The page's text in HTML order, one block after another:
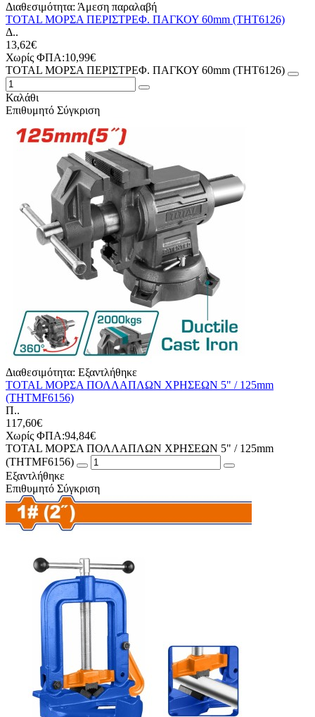
Διαθεσιμότητα: Άμεση παραλαβή
TOTAL ΜΟΡΣΑ ΠΕΡΙΣΤΡΕΦ. ΠΑΓΚΟΥ 60mm (THT6126)
Δ..
13,62€
Χωρίς ΦΠΑ:10,99€
TOTAL ΜΟΡΣΑ ΠΕΡΙΣΤΡΕΦ. ΠΑΓΚΟΥ 60mm (THT6126)
Καλάθι
Επιθυμητό Σύγκριση
Διαθεσιμότητα: Εξαντλήθηκε
TOTAL ΜΟΡΣΑ ΠΟΛΛΑΠΛΩΝ ΧΡΗΣΕΩΝ 5" / 125mm
(THTMF6156)
Π..
117,60€
Χωρίς ΦΠΑ:94,84€
TOTAL ΜΟΡΣΑ ΠΟΛΛΑΠΛΩΝ ΧΡΗΣΕΩΝ 5" / 125mm
(THTMF6156)
Εξαντλήθηκε
Επιθυμητό Σύγκριση